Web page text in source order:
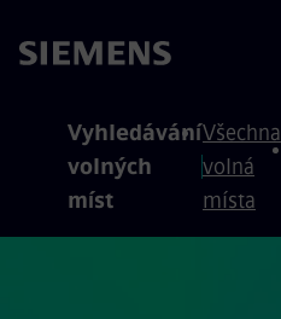
Vyhledávání
volných
míst
Všechna
volná
místa